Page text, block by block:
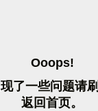
OOOPS!
现了一些问题请刷
返 回首页。